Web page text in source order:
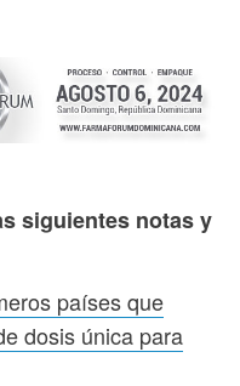
siguientes notas y
países que
dosis única para